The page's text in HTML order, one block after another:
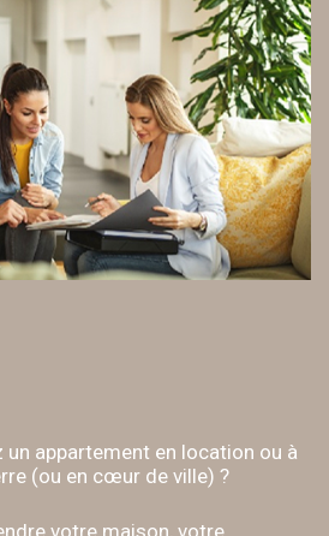
un appartement en location ou à
(ou en cœur de ville) ?